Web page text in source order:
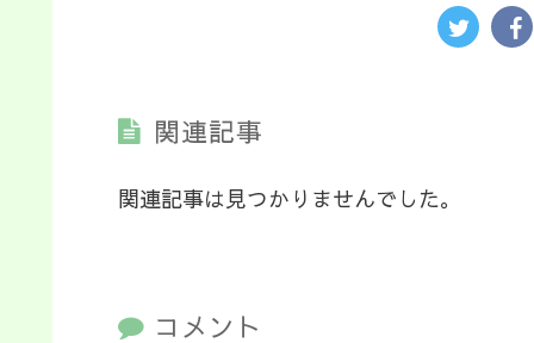
関連記事
関連記事は見つかりませんでした。
コメント